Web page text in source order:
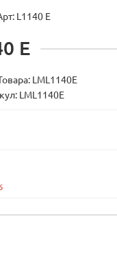
L1140 E
E
LML1140E
LML1140E